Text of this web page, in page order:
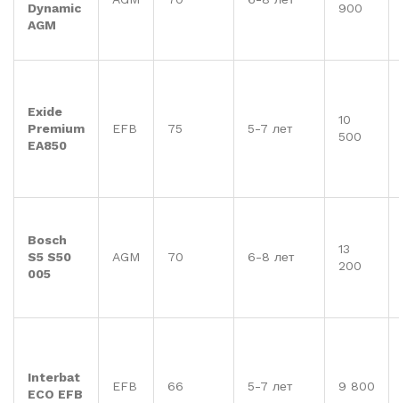
Dynamic
AGM
900
Exide
Premium
EA850
EFB 75 5-7 лет
10
500
Bosch
S5 S50
005
AGM 70 6-8 лет
13
200
Interbat
ECO EFB
EFB 66 5-7 лет 9 800